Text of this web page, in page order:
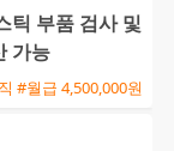
틱 부품 검사 및
가능
#월급 4,500,000원